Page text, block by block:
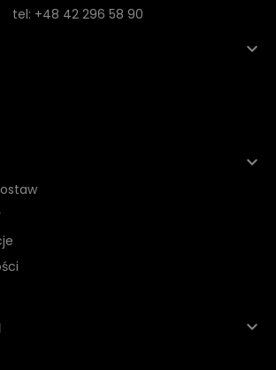
tel: +48 42 296 58 90